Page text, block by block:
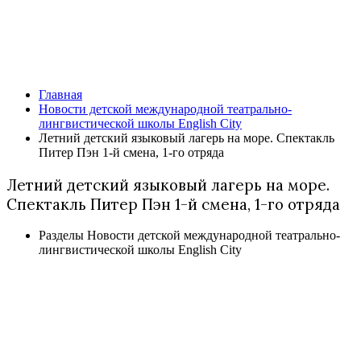
Главная
Новости детской международной театрально-
лингвистической школы English City
Летний детский языковый лагерь на море. Спектакль
Питер Пэн 1-й смена, 1-го отряда
Летний детский языковый лагерь на море.
Спектакль Питер Пэн 1-й смена, 1-го отряда
Разделы Новости детской международной театрально-
лингвистической школы English City